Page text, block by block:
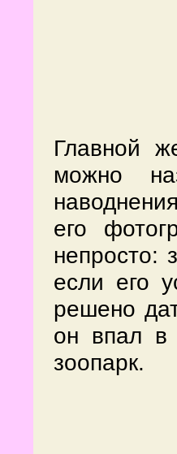
Главной
можно
его
непросто:
если его
решено
он впал в
зоопарк.